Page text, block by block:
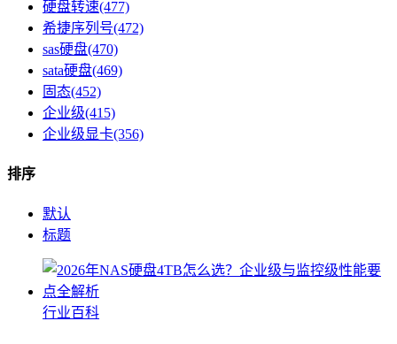
硬盘转速(477)
希捷序列号(472)
sas硬盘(470)
sata硬盘(469)
固态(452)
企业级(415)
企业级显卡(356)
排序
默认
标题
行业百科